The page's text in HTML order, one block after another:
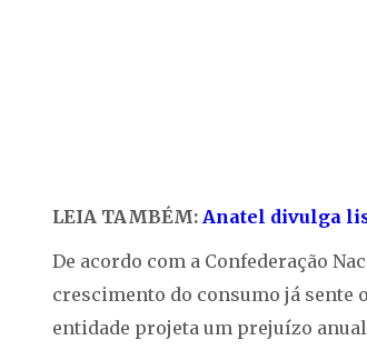
LEIA TAMBÉM: Anatel divulga
De acordo com a Confederação
crescimento do consumo já sente
entidade projeta um prejuízo